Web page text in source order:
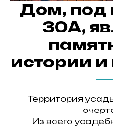
Дом, под
30А,
истории и
Территория
Из всего